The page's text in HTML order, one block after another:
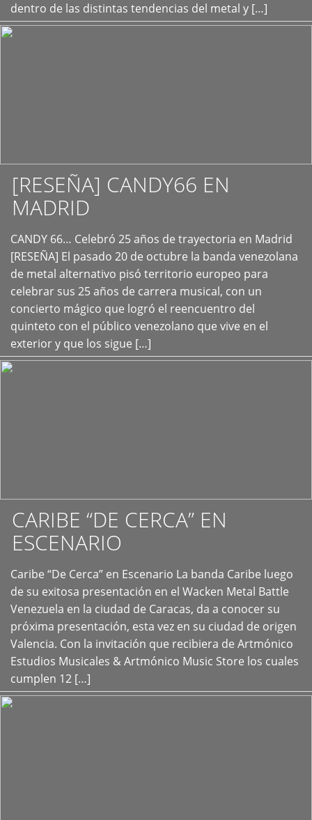
dentro de las distintas tendencias del metal y […]
[RESEÑA] CANDY66 EN
MADRID
CANDY 66… Celebró 25 años de trayectoria en Madrid
[RESEÑA] El pasado 20 de octubre la banda venezolana
de metal alternativo pisó territorio europeo para
celebrar sus 25 años de carrera musical, con un
concierto mágico que logró el reencuentro del
quinteto con el público venezolano que vive en el
exterior y que los sigue […]
+
CARIBE “DE CERCA” EN
ESCENARIO
Caribe “De Cerca” en Escenario La banda Caribe luego
de su exitosa presentación en el Wacken Metal Battle
Venezuela en la ciudad de Caracas, da a conocer su
próxima presentación, esta vez en su ciudad de origen
Valencia. Con la invitación que recibiera de Artmónico
Estudios Musicales & Artmónico Music Store los cuales
cumplen 12 […]
+